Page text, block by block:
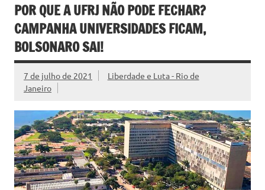
POR QUE A UFRJ NÃO PODE FECHAR?
CAMPANHA UNIVERSIDADES FICAM,
BOLSONARO SAI!
7 de julho de 2021
Liberdade e Luta - Rio de
Janeiro